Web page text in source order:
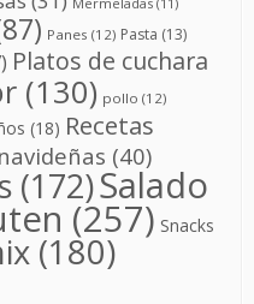
Panes (12) Pasta (13)
Platos de cuchara
(130) pollo (12)
(18) Recetas
(40)
(172)Salado
(257) Snacks
(180)